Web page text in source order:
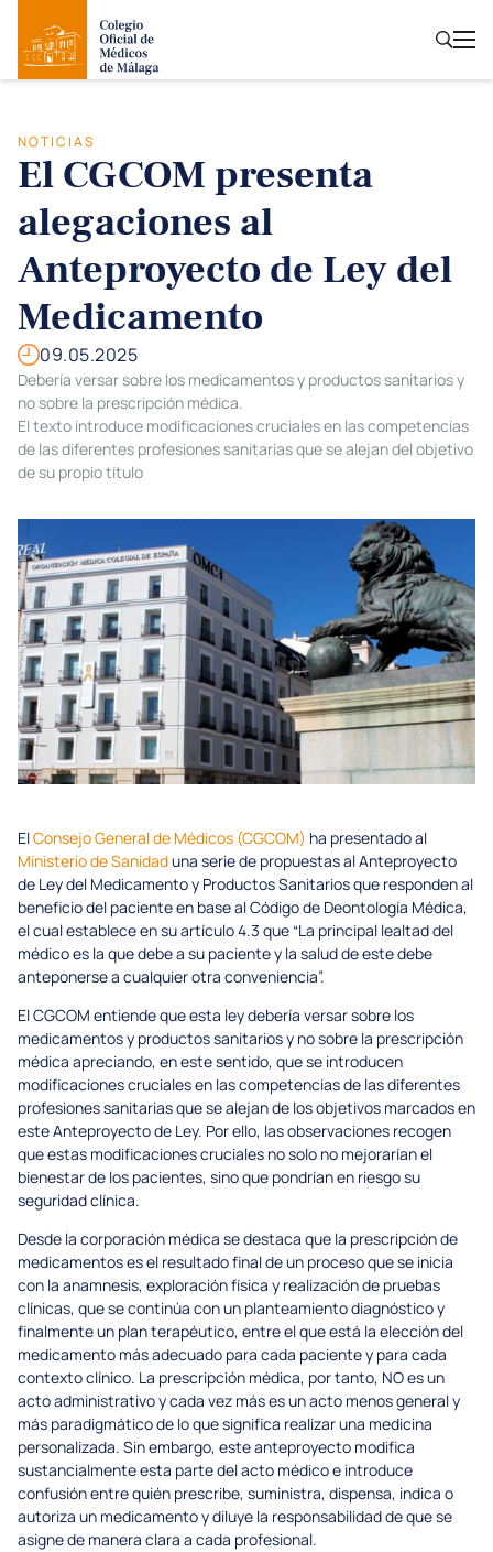
NOTICIAS
El CGCOM presenta
alegaciones al
Anteproyecto de Ley del
Medicamento
09.05.2025
Debería versar sobre los medicamentos y productos sanitarios y
no sobre la prescripción médica.
El texto introduce modificaciones cruciales en las competencias
de las diferentes profesiones sanitarias que se alejan del objetivo
de su propio título
ElConsejo General de Médicos (CGCOM) ha presentado al
Ministerio de Sanidaduna serie de propuestas al Anteproyecto
de Ley del Medicamento y Productos Sanitarios que responden al
beneficio del paciente en base al Código de Deontología Médica,
el cual establece en su artículo 4.3 que “La principal lealtad del
médico es la que debe a su paciente y la salud de este debe
anteponerse a cualquier otra conveniencia”.
El CGCOM entiende que esta ley debería versar sobre los
medicamentos y productos sanitarios y no sobre la prescripción
médica apreciando, en este sentido, que se introducen
modificaciones cruciales en las competencias de las diferentes
profesiones sanitarias que se alejan de los objetivos marcados en
este Anteproyecto de Ley. Por ello, las observaciones recogen
que estas modificaciones cruciales no solo no mejorarían el
bienestar de los pacientes, sino que pondrían en riesgo su
seguridad clínica.
Desde la corporación médica se destaca que la prescripción de
medicamentos es el resultado final de un proceso que se inicia
con la anamnesis, exploración física y realización de pruebas
clínicas, que se continúa con un planteamiento diagnóstico y
finalmente un plan terapéutico, entre el que está la elección del
medicamento más adecuado para cada paciente y para cada
contexto clínico. La prescripción médica, por tanto, NO es un
acto administrativo y cada vez más es un acto menos general y
más paradigmático de lo que significa realizar una medicina
personalizada. Sin embargo, este anteproyecto modifica
sustancialmente esta parte del acto médico e introduce
confusión entre quién prescribe, suministra, dispensa, indica o
autoriza un medicamento y diluye la responsabilidad de que se
asigne de manera clara a cada profesional.